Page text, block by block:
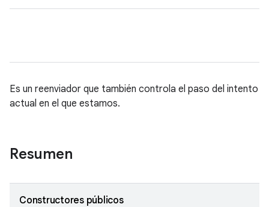
Es un reenviador que también controla el paso del intento
actual en el que estamos.
Resumen
Constructores públicos